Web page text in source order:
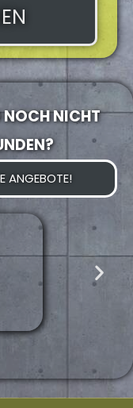
NOCH NICHT
ANGEBOTE!